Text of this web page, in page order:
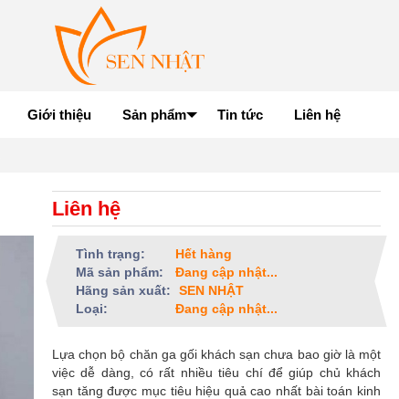
Giới thiệu Sản phẩm Tin tức Liên hệ
Liên hệ
Tình trạng:
Hết hàng
Mã sản phẩm:
Đang cập nhật...
Hãng sản xuất:
SEN NHẬT
Loại:
Đang cập nhật...
Lựa chọn bộ chăn ga gối khách sạn chưa bao giờ là một
việc dễ dàng, có rất nhiều tiêu chí để giúp chủ khách
sạn tăng được mục tiêu hiệu quả cao nhất bài toán kinh